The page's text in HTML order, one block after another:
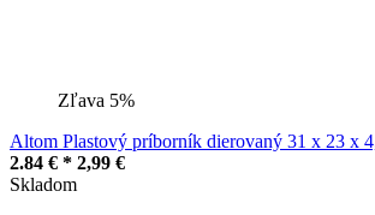
Zľava 5%
Altom Plastový príborník dierovaný 31 x 23 x
2.84 € * 2,99 €
Skladom